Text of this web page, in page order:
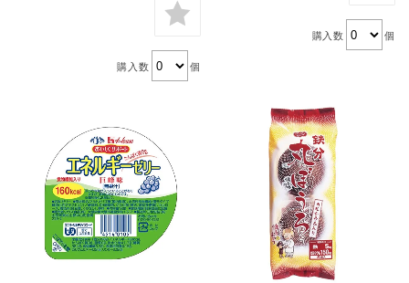
購入数 個
購入数 個